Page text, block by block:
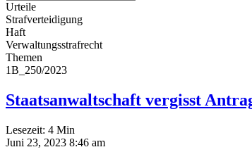
Urteile
Strafverteidigung
Haft
Verwaltungs­strafrecht
Themen
1B_250/2023
Staatsanwaltschaft vergisst
Lesezeit: 4 Min
Juni 23, 2023 8:46 am